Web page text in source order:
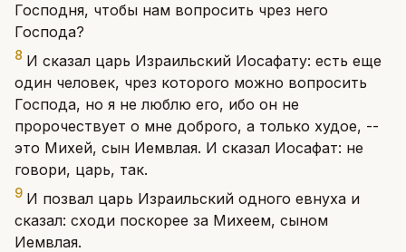
Господня, чтобы нам вопросить чрез него
Господа?
8 И сказал царь Израильский Иосафату: есть еще
один человек, чрез которого можно вопросить
Господа, но я не люблю его, ибо он не
пророчествует о мне доброго, а только худое, --
это Михей, сын Иемвлая. И сказал Иосафат: не
говори, царь, так.
9 И позвал царь Израильский одного евнуха и
сказал: сходи поскорее за Михеем, сыном
Иемвлая.